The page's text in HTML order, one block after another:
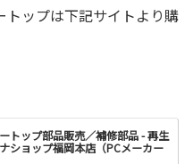
ップは下記サイトより購
トップ部品販売／補修部品 - 再生
ショップ福岡本店（PCメーカー